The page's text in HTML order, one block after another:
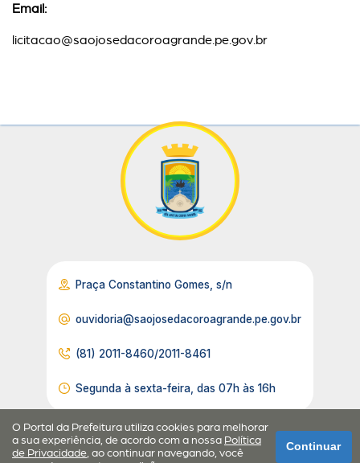
Email:
licitacao@saojosedacoroagrande.pe.gov.br
Praça Constantino Gomes, s/n
ouvidoria@saojosedacoroagrande.pe.gov.br
(81) 2011-8460/2011-8461
Segunda à sexta-feira, das 07h às 16h
O Portal da Prefeitura utiliza cookies para melhorar
a sua experiência, de acordo com a nossa Política
de Privacidade, ao continuar navegando, você
Continuar